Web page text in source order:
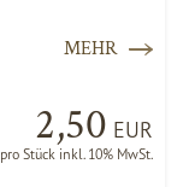
MEHR
2,50 EUR
pro Stück inkl. 10% MwSt.